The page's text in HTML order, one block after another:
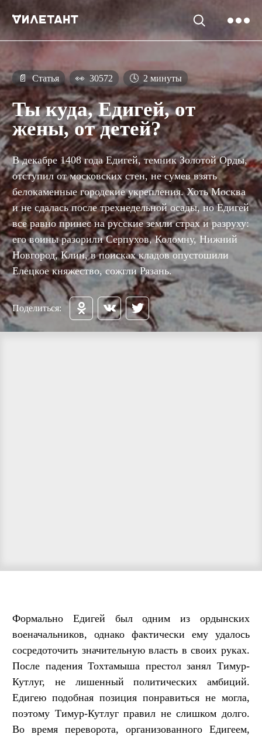
📄 Статья 👀 30572 🕓 2 минуты
Ты куда, Едигей, от
жены, от детей?
В декабре 1408 года Едигей, темник Золотой Орды,
отступил от московских стен, не сумев взять
белокаменные городские укрепления. Хоть Москва
и не сдалась после трехнедельной осады, но Едигей
все равно принес на русские земли страх и разруху:
его воины разорили Серпухов, Коломну, Нижний
Новгород, Клин, в поисках кладов опустошили
Елецкое княжество, сожгли Рязань.
Поделиться:
Формально Едигей был одним из ордынских
военачальников, однако фактически ему удалось
сосредоточить значительную власть в своих руках.
После падения Тохтамыша престол занял Тимур-
Кутлуг, не лишенный политических амбиций.
Едигею подобная позиция понравиться не могла,
поэтому Тимур-Кутлуг правил не слишком долго.
Во время переворота, организованного Едигеем,